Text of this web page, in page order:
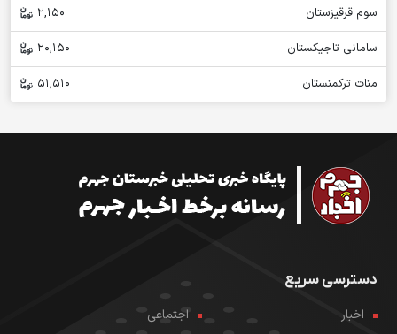
سوم قرقیزستان
2,150
سامانی تاجیکستان
20,150
منات ترکمنستان
51,510
دسترسی سریع
اخبار اجتماعی